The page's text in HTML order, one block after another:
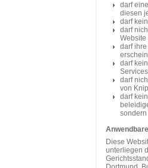
darf
diesen
darf
darf
darf
darf
darf
von
darf
Diese
unterliegen